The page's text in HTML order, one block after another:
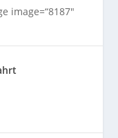
image=“8187″